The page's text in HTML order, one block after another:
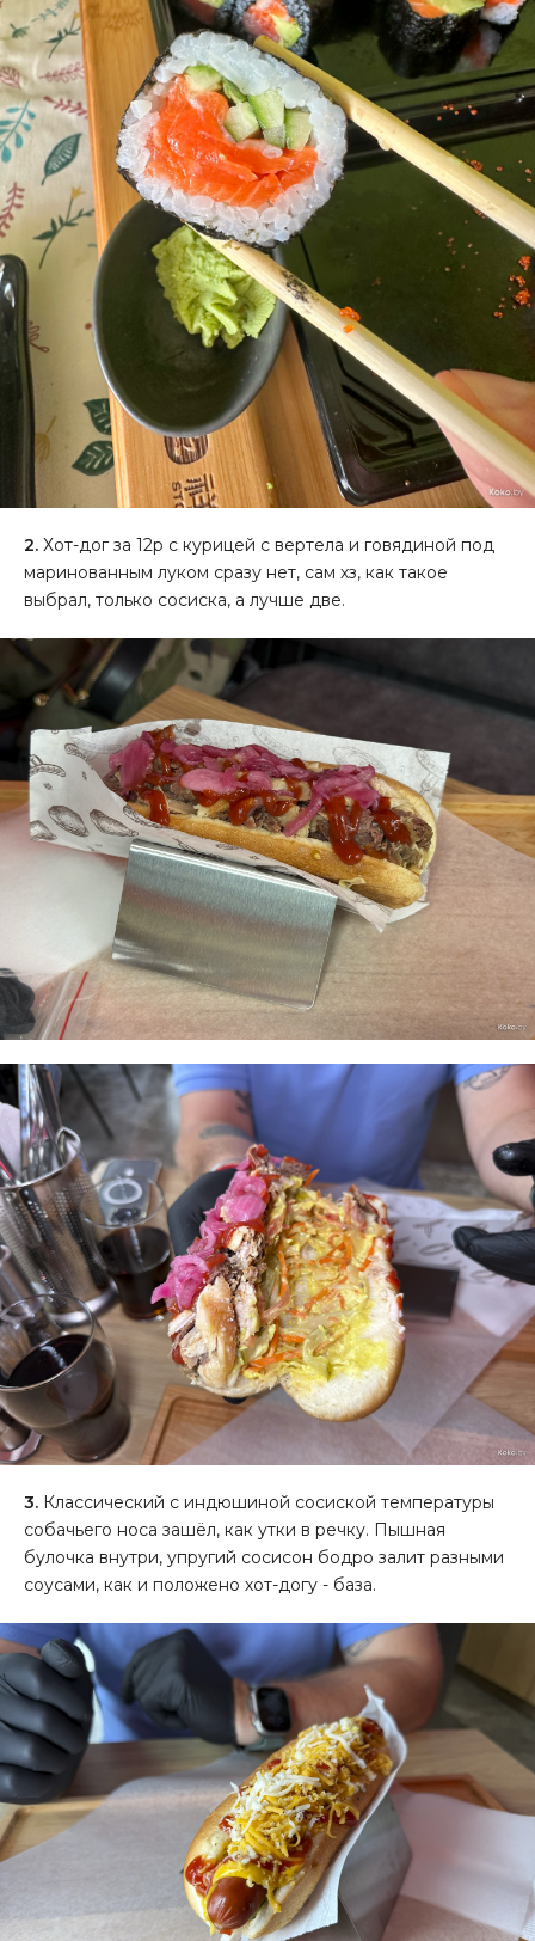
2. Хот-дог за 12р с курицей с вертела и говядиной под
маринованным луком сразу нет, сам хз, как такое
выбрал, только сосиска, а лучше две.
3. Классический с индюшиной сосиской температуры
собачьего носа зашёл, как утки в речку. Пышная
булочка внутри, упругий сосисон бодро залит разными
соусами, как и положено хот-догу - база.